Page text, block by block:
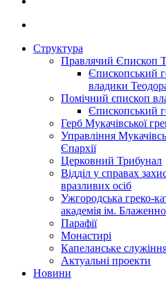
Структура
Правлячий Єпископ
Єпископський
владики
Помічний єпископ
Єпископський
Герб Мукачівської
Управління
Єпархії
Церковний Трибунал
Відділ у справах
вразливих осіб
Ужгородська греко-
академія ім.
Парафії
Монастирі
Капеланське
Актуальні проекти
Новини